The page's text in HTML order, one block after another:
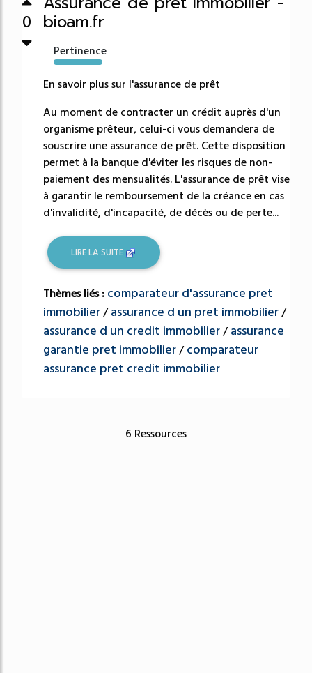
0 bioam.fr
Pertinence
877%
En savoir plus sur l'assurance de prêt
Au moment de contracter un crédit auprès d'un
organisme prêteur, celui-ci vous demandera de
souscrire une assurance de prêt. Cette disposition
permet à la banque d'éviter les risques de non-
paiement des mensualités. L'assurance de prêt vise
à garantir le remboursement de la créance en cas
d'invalidité, d'incapacité, de décès ou de perte...
LIRE LA SUITE
Thèmes liés : comparateur d'assurance pret
immobilier/assurance d un pret immobilier/
assurance d un credit immobilier/assurance
garantie pret immobilier/comparateur
assurance pret credit immobilier
6 Ressources